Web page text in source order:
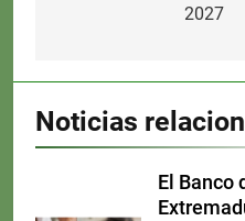
2027
Noticias
El Banco